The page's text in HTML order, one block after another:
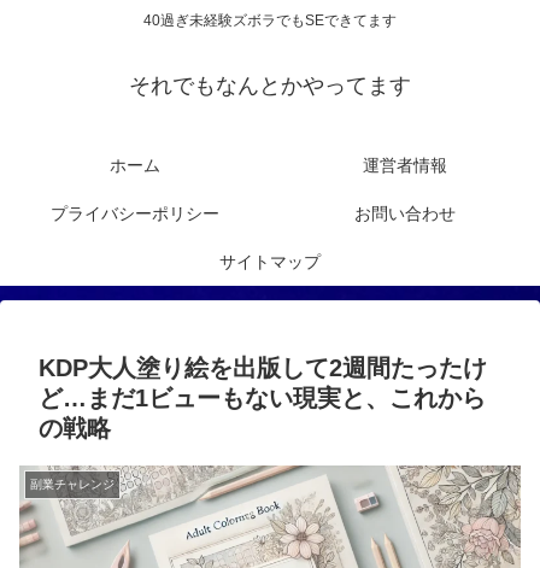
40過ぎ未経験ズボラでもSEできてます
それでもなんとかやってます
ホーム 運営者情報
プライバシーポリシー お問い合わせ
サイトマップ
KDP大人塗り絵を出版して2週間たったけ
ど…まだ1ビューもない現実と、これから
の戦略
副業チャレンジ